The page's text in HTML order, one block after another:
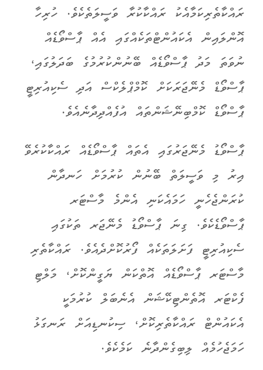
ރައްކާތެރިކަމާއެކު ރައްކާކުރާ ވަސީލަތެކެވެ. ހުރިހާ
އޮންލައިން އެކައުންޓްތަކެއްގައި އެއް ޕާސްވޯޑެއް
ނުވަތަ މަދު ޕާސްވޯޑެއް ބޭނުންކުރުމުގެ ބަދަލުގައި،
ޕާސްވޯޑް މެނޭޖަރަކަށް ކޮމްޕްލެކްސް އަދި ސެކިއުރިޓީ
ޕާސްވޯޑް ކޮމްބިނޭޝަންތައް އުފެއްދިދާނެއެވެ.
ޕާސްވޯޑު މެނޭޖަރުގައި އެތައް ޕާސްވޯޑެއް ރައްކާކުރެވޭ
އިރު މި ވަސީލަތް ބޭނުން ކުރުމަށް ހަނދާން
ކުރަންޖެހެނީ ހަމައެކަނި އެންމެ މާސްޓަރ
ޕާސްވޯޑެކެވެ. ގިނަ ޕާސްވޯޑު މެނޭޖަރ ތަކުގައި
ސެކިއުރިޓީ ފަށަލަތަކެއް ފޯރުކޮށްދެއެވެ. ރައްކާތެރި
މާސްޓަރ ޕާސްވޯޑެއް އޮތްކަން ޔަގީންކޮށް، މަލްޓި
ފެކްޓަރ އޮތެންޓިކޭޝަން އެނެބަލް ކުރުމަކީ
އެކައުންޓް ރައްކާތެރިކޮށް، ސިކުނޑިއަށް ރަނގަޅު
ހަމަޖެހުމެއް ލިބިގެންދާނެ ކަމެކެވެ.